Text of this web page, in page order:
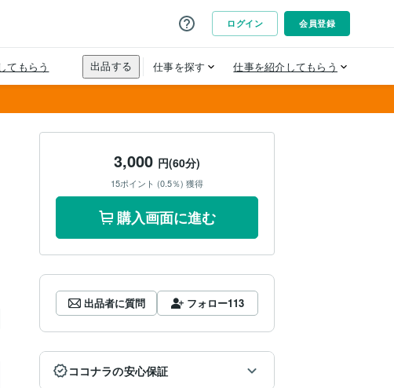
3,000 円(60分)
15ポイント (0.5％) 獲得
購入画面に進む
出品者に質問 フォロー113
ココナラの安心保証